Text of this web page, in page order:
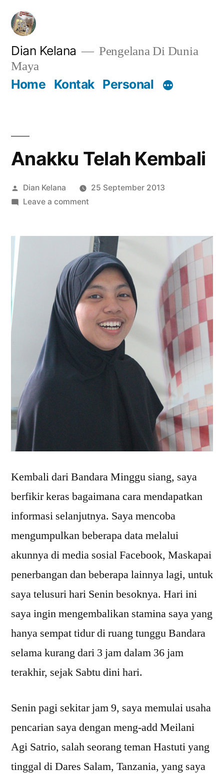
Lompat
konten
Dian Kelana
Pengelana Di Dunia
Maya
Home Kontak Personal
Anakku Telah Kembali
Posted
by
Dian Kelana
25 September 2013
Leave a commenton
Kembali
Kembali dari Bandara Minggu siang, saya
berfikir keras bagaimana cara mendapatkan
informasi selanjutnya. Saya mencoba
mengumpulkan beberapa data melalui
akunnya di media sosial Facebook, Maskapai
penerbangan dan beberapa lainnya lagi, untuk
saya telusuri hari Senin besoknya. Hari ini
saya ingin mengembalikan stamina saya yang
hanya sempat tidur di ruang tunggu Bandara
selama kurang dari 3 jam dalam 36 jam
terakhir, sejak Sabtu dini hari.
Senin pagi sekitar jam 9, saya memulai usaha
pencarian saya dengan meng-add Meilani
Agi Satrio, salah seorang teman Hastuti yang
tinggal di Dares Salam, Tanzania, yang saya